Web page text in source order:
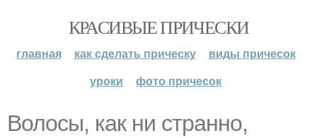
КРАСИВЫЕ ПРИЧЕСКИ
главная как сделать прическу
виды причесок
уроки
фото причесок
Волосы, как ни странно,